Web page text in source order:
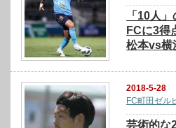
「10人
FCに3得
松本vs横
2018-5-28
FC町田ゼル
芸術的な